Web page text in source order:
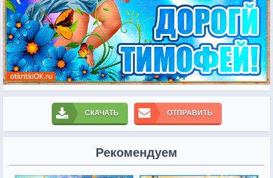
СКАЧАТЬ ОТПРАВИТЬ
Рекомендуем